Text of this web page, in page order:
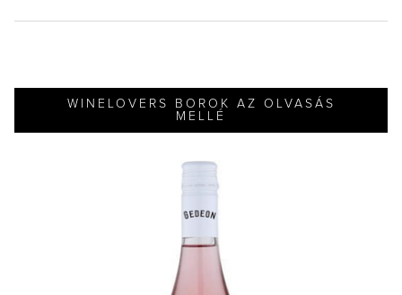
WINELOVERS BOROK AZ OLVASÁS
MELLÉ